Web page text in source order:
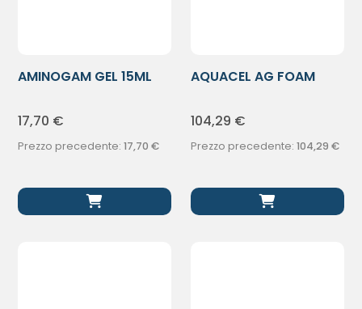
AMINOGAM GEL 15ML
17,70 €
Prezzo precedente:17,70 €
AQUACEL AG FOAM
104,29 €
Prezzo precedente: 104,29 €